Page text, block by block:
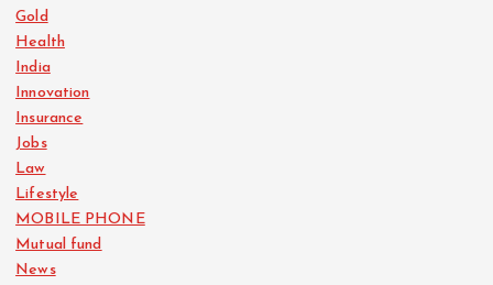
Gold
Health
India
Innovation
Insurance
Jobs
Law
Lifestyle
MOBILE PHONE
Mutual fund
News